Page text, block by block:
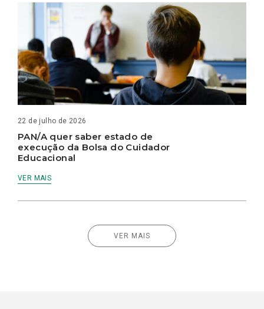
22 de julho de 2026
PAN/A quer saber estado de
execução da Bolsa do Cuidador
Educacional
VER MAIS
VER MAIS